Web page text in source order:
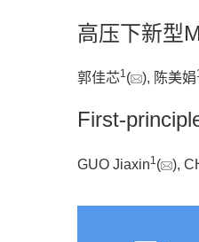
高压下新型
郭佳芯1( ), 陈美娟
First-
GUO Jiaxin1 ( ),